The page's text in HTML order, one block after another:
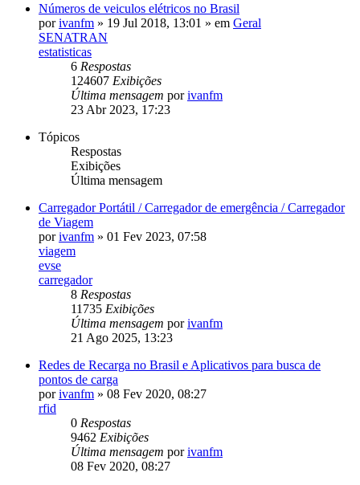
Números de veiculos elétricos no Brasil
porivanfm » 19 Jul 2018, 13:01 » em Geral
SENATRAN
estatisticas
6 Respostas
124607 Exibições
Última mensagem porivanfm
23 Abr 2023, 17:23
Tópicos
Respostas
Exibições
Última mensagem
Carregador Portátil / Carregador de emergência / Carregador
de Viagem
porivanfm » 01 Fev 2023, 07:58
viagem
evse
carregador
8 Respostas
11735 Exibições
Última mensagem porivanfm
21 Ago 2025, 13:23
Redes de Recarga no Brasil e Aplicativos para busca de
pontos de carga
porivanfm » 08 Fev 2020, 08:27
rfid
0 Respostas
9462 Exibições
Última mensagem porivanfm
08 Fev 2020, 08:27